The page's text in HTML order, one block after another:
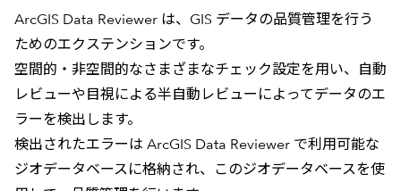
ArcGIS Data Reviewer は、GIS データの品質管理を行う
ためのエクステンションです。
空間的・非空間的なさまざまなチェック設定を用い、自動
レビューや目視による半自動レビューによってデータのエ
ラーを検出します。
検出されたエラーは ArcGIS Data Reviewer で利用可能な
ジオデータベースに格納され、このジオデータベースを使